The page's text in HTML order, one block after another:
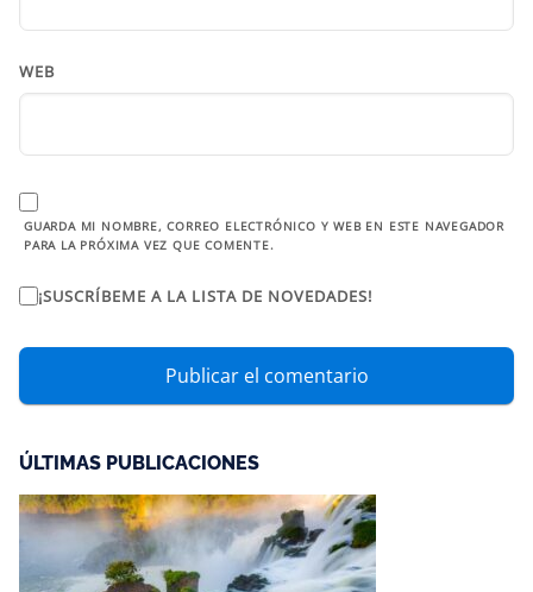
WEB
GUARDA MI NOMBRE, CORREO ELECTRÓNICO Y WEB EN ESTE NAVEGADOR
PARA LA PRÓXIMA VEZ QUE COMENTE.
¡SUSCRÍBEME A LA LISTA DE NOVEDADES!
ÚLTIMAS PUBLICACIONES